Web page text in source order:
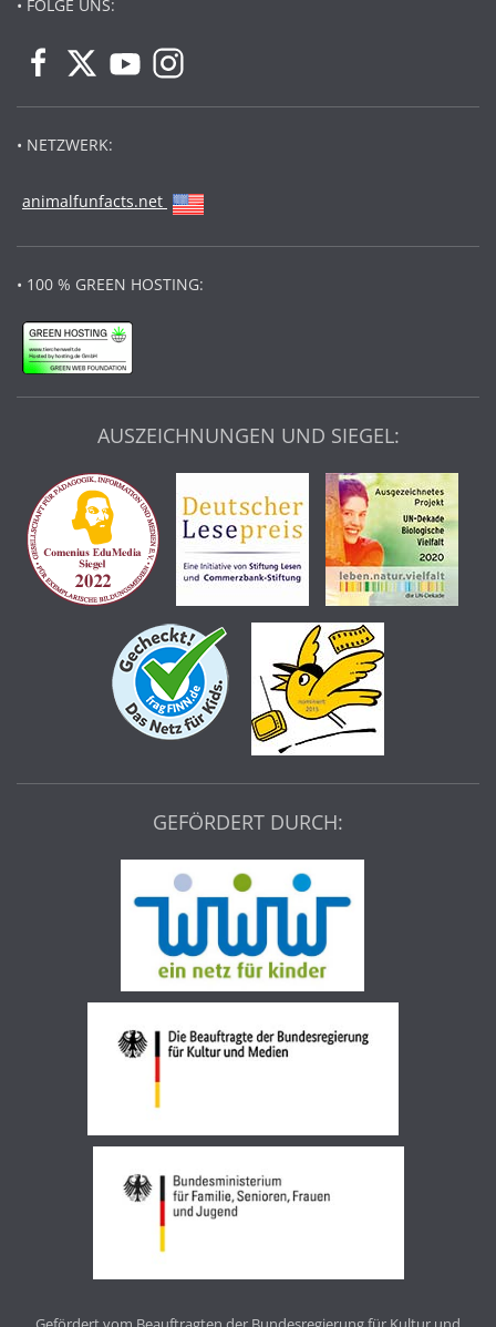
• FOLGE UNS:
• NETZWERK:
animalfunfacts.net
• 100 % GREEN HOSTING:
AUSZEICHNUNGEN UND SIEGEL:
GEFÖRDERT DURCH: